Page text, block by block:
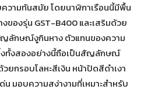
ามทันสมัย โดยนาฬิกาเรือนนี้มีพื้น
ของรุ่น GST-B400 และเสริมด้วย
ลักษณ์งูกินหาง ตัวแทนของความ
งทั้งสองอย่างนี้ถือเป็นสัญลักษณ์
ยกรอบโลหะสีเงิน หน้าปัดสีดำเงา
น มอบความสง่างามที่เหมาะสำหรับ